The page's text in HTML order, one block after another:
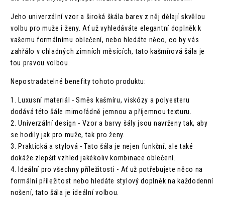
Jeho univerzální vzor a široká škála barev z něj dělají skvělou
volbu pro muže i ženy. Ať už vyhledáváte elegantní doplněk k
vašemu formálnímu oblečení, nebo hledáte něco, co by vás
zahřálo v chladných zimních měsících, tato kašmírová šála je
tou pravou volbou.
Nepostradatelné benefity tohoto produktu:
1. Luxusní materiál - Směs kašmíru, viskózy a polyesteru
dodává této šále mimořádně jemnou a příjemnou texturu.
2. Univerzální design - Vzor a barvy šály jsou navrženy tak, aby
se hodily jak pro muže, tak pro ženy.
3. Praktická a stylová - Tato šála je nejen funkční, ale také
dokáže zlepšit vzhled jakékoliv kombinace oblečení.
4. Ideální pro všechny příležitosti - Ať už potřebujete něco na
formální příležitost nebo hledáte stylový doplněk na každodenní
nošení, tato šála je ideální volbou.